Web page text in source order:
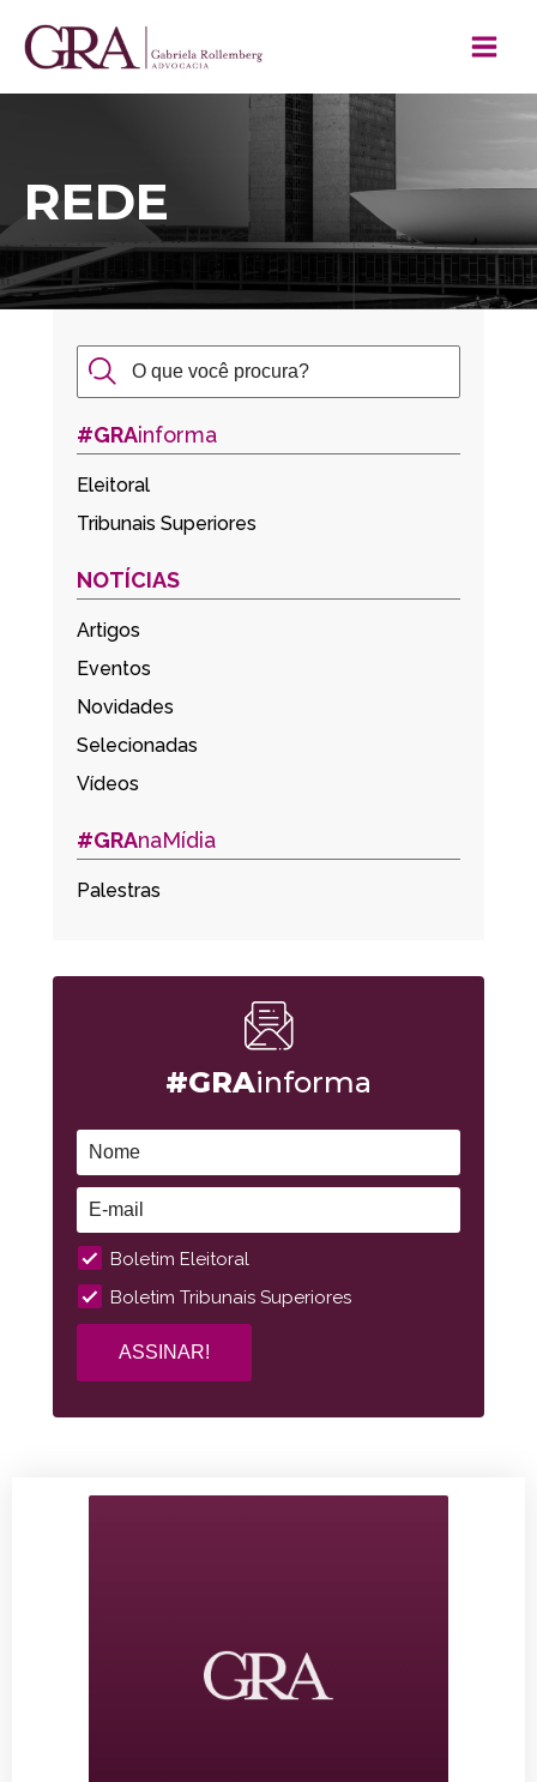
REDE
#GRAinforma
Eleitoral
Tribunais Superiores
NOTÍCIAS
Artigos
Eventos
Novidades
Selecionadas
Vídeos
#GRAnaMídia
Palestras
#GRAinforma
Boletim Eleitoral
Boletim Tribunais Superiores